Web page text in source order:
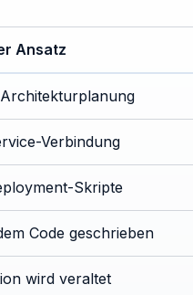
Ansatz
Verbindung
Skripte
Code geschrieben
wird veraltet